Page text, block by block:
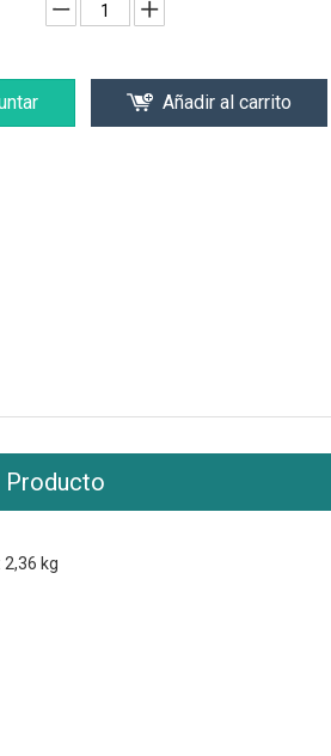
Añadir al carrito
Producto
kg